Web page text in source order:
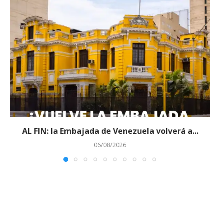
AL FIN: la Embajada de Venezuela volverá a...
06/08/2026